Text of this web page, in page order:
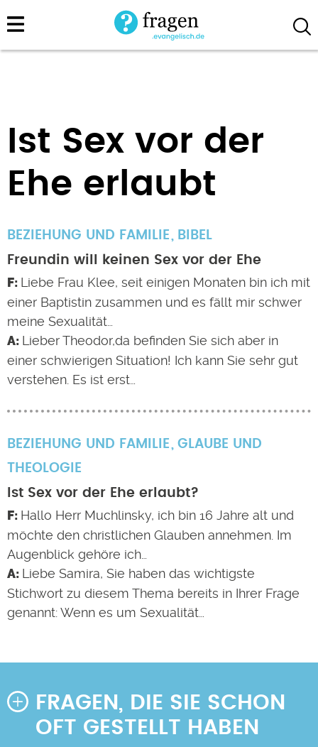
Direkt
zum
Ist Sex vor der
Ehe erlaubt
BEZIEHUNG UND FAMILIE
BIBEL
Freundin will keinen Sex vor der Ehe
Liebe Frau Klee, seit einigen Monaten bin ich mit
einer Baptistin zusammen und es fällt mir schwer
meine Sexualität…
Lieber Theodor,da befinden Sie sich aber in
einer schwierigen Situation! Ich kann Sie sehr gut
verstehen. Es ist erst…
BEZIEHUNG UND FAMILIE
GLAUBE UND
THEOLOGIE
Ist Sex vor der Ehe erlaubt?
Hallo Herr Muchlinsky, ich bin 16 Jahre alt und
möchte den christlichen Glauben annehmen. Im
Augenblick gehöre ich…
Liebe Samira, Sie haben das wichtigste
Stichwort zu diesem Thema bereits in Ihrer Frage
genannt: Wenn es um Sexualität…
FRAGEN, DIE SIE SCHON
OFT GESTELLT HABEN